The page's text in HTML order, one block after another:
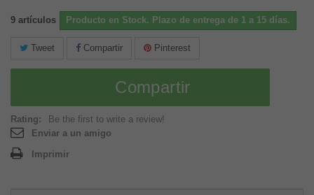
9 artículos Producto en Stock. Plazo de entrega de 1 a 15 días.
Tweet Compartir Pinterest
Compartir
Rating:
Be the first to write a review!
Enviar a un amigo
Imprimir